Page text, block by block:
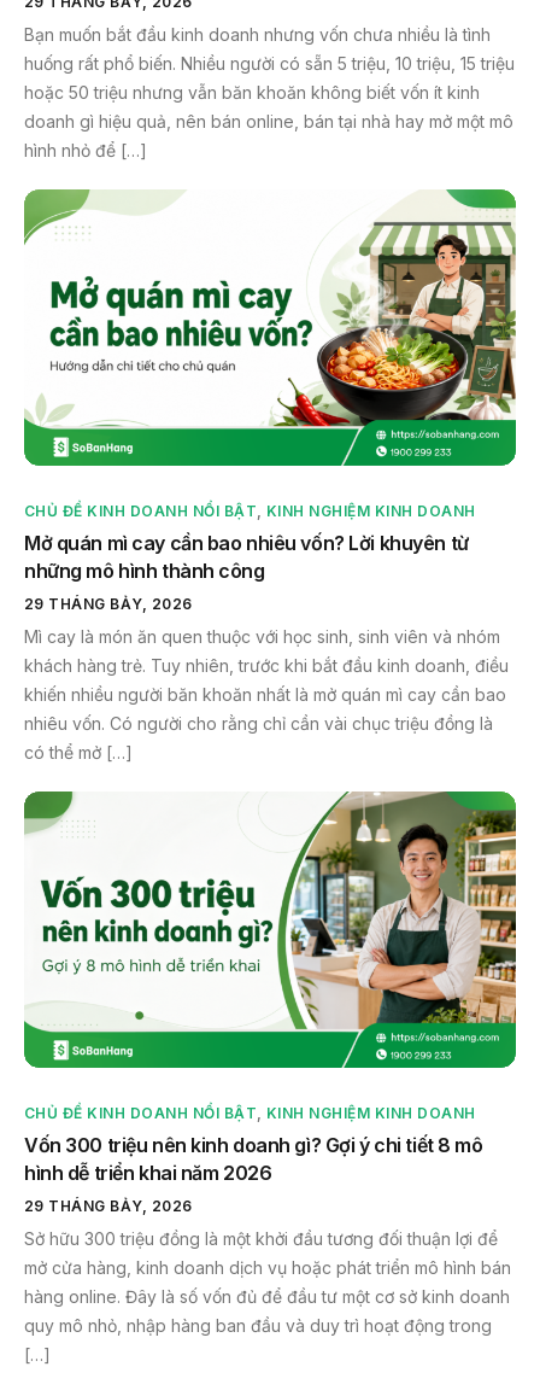
Bạn muốn bắt đầu kinh doanh nhưng vốn chưa nhiều là tình
huống rất phổ biến. Nhiều người có sẵn 5 triệu, 10 triệu, 15 triệu
hoặc 50 triệu nhưng vẫn băn khoăn không biết vốn ít kinh
doanh gì hiệu quả, nên bán online, bán tại nhà hay mở một mô
hình nhỏ để […]
CHỦ ĐỀ KINH DOANH NỔI BẬT, KINH NGHIỆM KINH DOANH
Mở quán mì cay cần bao nhiêu vốn? Lời khuyên từ
những mô hình thành công
29 THÁNG BẢY, 2026
Mì cay là món ăn quen thuộc với học sinh, sinh viên và nhóm
khách hàng trẻ. Tuy nhiên, trước khi bắt đầu kinh doanh, điều
khiến nhiều người băn khoăn nhất là mở quán mì cay cần bao
nhiêu vốn. Có người cho rằng chỉ cần vài chục triệu đồng là
có thể mở […]
CHỦ ĐỀ KINH DOANH NỔI BẬT, KINH NGHIỆM KINH DOANH
Vốn 300 triệu nên kinh doanh gì? Gợi ý chi tiết 8 mô
hình dễ triển khai năm 2026
29 THÁNG BẢY, 2026
Sở hữu 300 triệu đồng là một khởi đầu tương đối thuận lợi để
mở cửa hàng, kinh doanh dịch vụ hoặc phát triển mô hình bán
hàng online. Đây là số vốn đủ để đầu tư một cơ sở kinh doanh
quy mô nhỏ, nhập hàng ban đầu và duy trì hoạt động trong
[…]